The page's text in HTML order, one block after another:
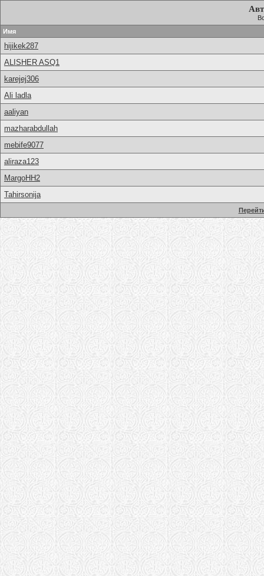
Имя
hijikek287
ALISHER ASQ1
karejej306
Ali ladla
aaliyan
mazharabdullah
mebife9077
aliraza123
MargoHH2
Tahirsonija